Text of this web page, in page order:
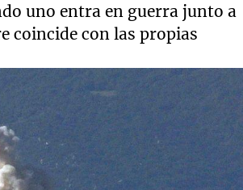
uno entra en guerra junto a
coincide con las propias